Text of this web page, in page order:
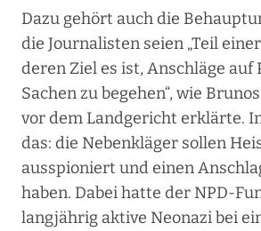
Dazu gehört auch die
die Journalisten seien „Teil
deren Ziel es ist, Anschläge auf
Sachen zu begehen“, wie
vor dem Landgericht erklärte.
das: die Nebenkläger sollen
ausspioniert und einen
haben. Dabei hatte der NPD-
langjährig aktive Neonazi bei